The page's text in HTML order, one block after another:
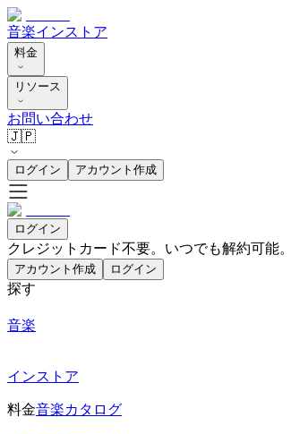
音楽インストア
料金
リソース
お問い合わせ
🇯🇵
ログイン アカウント作成
ログイン
クレジットカード不要。いつでも解約可能。
アカウント作成 ログイン
探す
音楽
インストア
料金音楽カタログ